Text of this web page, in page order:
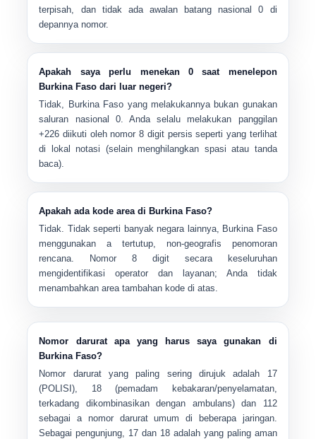
terpisah, dan tidak ada awalan batang nasional 0 di
depannya nomor.
Apakah saya perlu menekan 0 saat menelepon
Burkina Faso dari luar negeri?
Tidak, Burkina Faso yang melakukannya bukan gunakan
saluran nasional 0. Anda selalu melakukan panggilan
+226 diikuti olehnomor 8 digitpersis seperti yang terlihat
di lokal notasi (selain menghilangkan spasi atau tanda
baca).
Apakah ada kode area di Burkina Faso?
Tidak. Tidak seperti banyak negara lainnya, Burkina Faso
menggunakan a tertutup, non-geografis penomoran
rencana. Nomor 8 digit secara keseluruhan
mengidentifikasi operator dan layanan; Anda tidak
menambahkan area tambahan kode di atas.
Nomor darurat apa yang harus saya gunakan di
Burkina Faso?
Nomor darurat yang paling sering dirujuk adalah 17
(POLISI), 18(pemadam kebakaran/penyelamatan,
terkadang dikombinasikan dengan ambulans) dan 112
sebagai a nomor darurat umum di beberapa jaringan.
Sebagai pengunjung, 17 dan 18 adalah yang paling aman